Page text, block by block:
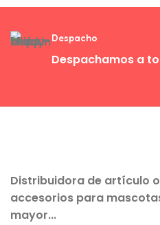
Despacho
Despachamos a
Distribuidora de artículo o
accesorios para
mayor...